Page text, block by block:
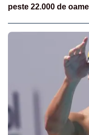
peste 22.000 de